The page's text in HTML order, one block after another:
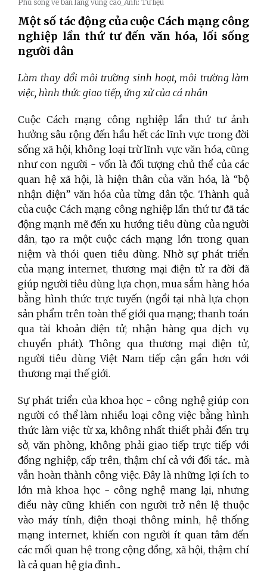
Phủ sóng về bản làng vùng cao_Ảnh: Tư liệu
Một số tác động của cuộc Cách mạng công
nghiệp lần thứ tư đến văn hóa, lối sống
người dân
Làm thay đổi môi trường sinh hoạt, môi trường làm
việc, hình thức giao tiếp, ứng xử của cá nhân
Cuộc Cách mạng công nghiệp lần thứ tư ảnh
hưởng sâu rộng đến hầu hết các lĩnh vực trong đời
sống xã hội, không loại trừ lĩnh vực văn hóa, cũng
như con người - vốn là đối tượng chủ thể của các
quan hệ xã hội, là hiện thân của văn hóa, là “bộ
nhận diện” văn hóa của từng dân tộc. Thành quả
của cuộc Cách mạng công nghiệp lần thứ tư đã tác
động mạnh mẽ đến xu hướng tiêu dùng của người
dân, tạo ra một cuộc cách mạng lớn trong quan
niệm và thói quen tiêu dùng. Nhờ sự phát triển
của mạng internet, thương mại điện tử ra đời đã
giúp người tiêu dùng lựa chọn, mua sắm hàng hóa
bằng hình thức trực tuyến (ngồi tại nhà lựa chọn
sản phẩm trên toàn thế giới qua mạng; thanh toán
qua tài khoản điện tử; nhận hàng qua dịch vụ
chuyển phát). Thông qua thương mại điện tử,
người tiêu dùng Việt Nam tiếp cận gần hơn với
thương mại thế giới.
Sự phát triển của khoa học - công nghệ giúp con
người có thể làm nhiều loại công việc bằng hình
thức làm việc từ xa, không nhất thiết phải đến trụ
sở, văn phòng, không phải giao tiếp trực tiếp với
đồng nghiệp, cấp trên, thậm chí cả với đối tác... mà
vẫn hoàn thành công việc. Đây là những lợi ích to
lớn mà khoa học - công nghệ mang lại, nhưng
điều này cũng khiến con người trở nên lệ thuộc
vào máy tính, điện thoại thông minh, hệ thống
mạng internet, khiến con người ít quan tâm đến
các mối quan hệ trong cộng đồng, xã hội, thậm chí
là cả quan hệ gia đình...